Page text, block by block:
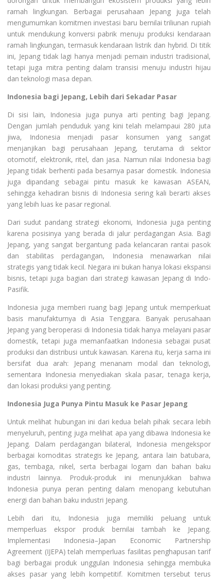
ramah lingkungan. Berbagai perusahaan Jepang juga telah
mengumumkan komitmen investasi baru bernilai triliunan rupiah
untuk mendukung konversi pabrik menuju produksi kendaraan
ramah lingkungan, termasuk kendaraan listrik dan hybrid. Di titik
ini, Jepang tidak lagi hanya menjadi pemain industri tradisional,
tetapi juga mitra penting dalam transisi menuju industri hijau
dan teknologi masa depan.
Indonesia bagi Jepang, Lebih dari Sekadar Pasar
Di sisi lain, Indonesia juga punya arti penting bagi Jepang.
Dengan jumlah penduduk yang kini telah melampaui 280 juta
jiwa, Indonesia menjadi pasar konsumen yang sangat
menjanjikan bagi perusahaan Jepang, terutama di sektor
otomotif, elektronik, ritel, dan jasa. Namun nilai Indonesia bagi
Jepang tidak berhenti pada besarnya pasar domestik. Indonesia
juga dipandang sebagai pintu masuk ke kawasan ASEAN,
sehingga kehadiran bisnis di Indonesia sering kali berarti akses
yang lebih luas ke pasar regional.
Dari sudut pandang strategi ekonomi, Indonesia juga penting
karena posisinya yang berada di jalur perdagangan Asia. Bagi
Jepang, yang sangat bergantung pada kelancaran rantai pasok
dan stabilitas perdagangan, Indonesia menawarkan nilai
strategis yang tidak kecil. Negara ini bukan hanya lokasi ekspansi
bisnis, tetapi juga bagian dari strategi kawasan Jepang di Indo-
Pasifik.
Indonesia juga memberi ruang bagi Jepang untuk memperkuat
basis manufakturnya di Asia Tenggara. Banyak perusahaan
Jepang yang beroperasi di Indonesia tidak hanya melayani pasar
domestik, tetapi juga memanfaatkan Indonesia sebagai pusat
produksi dan distribusi untuk kawasan. Karena itu, kerja sama ini
bersifat dua arah: Jepang menanam modal dan teknologi,
sementara Indonesia menyediakan skala pasar, tenaga kerja,
dan lokasi produksi yang penting.
Indonesia Juga Punya Pintu Masuk ke Pasar Jepang
Untuk melihat hubungan ini dari kedua belah pihak secara lebih
menyeluruh, penting juga melihat apa yang dibawa Indonesia ke
Jepang. Dalam perdagangan bilateral, Indonesia mengekspor
berbagai komoditas strategis ke Jepang, antara lain batubara,
gas, tembaga, nikel, serta berbagai logam dan bahan baku
industri lainnya. Produk-produk ini menunjukkan bahwa
Indonesia punya peran penting dalam menopang kebutuhan
energi dan bahan baku industri Jepang.
Lebih dari itu, Indonesia juga memiliki peluang untuk
memperluas ekspor produk bernilai tambah ke Jepang.
Implementasi Indonesia–Japan Economic Partnership
Agreement (IJEPA) telah memperluas fasilitas penghapusan tarif
bagi berbagai produk unggulan Indonesia sehingga membuka
akses pasar yang lebih kompetitif. Komitmen tersebut terus